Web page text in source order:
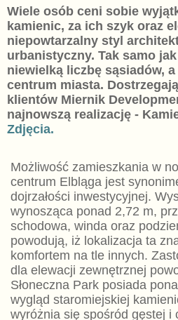
Wiele osób ceni sobie
kamienic, za ich szyk oraz
niepowtarzalny styl
urbanistyczny. Tak samo
niewielką liczbę sąsiadów,
centrum miasta.
klientów Miernik
najnowszą realizację -
Zdjęcia.
Możliwość zamieszkania w
centrum Elbląga jest
dojrzałości inwestycyjnej.
wynosząca ponad 2,72 m,
schodowa, winda oraz
powodują, iż lokalizacja ta
komfortem na tle innych.
dla elewacji zewnętrznej
Słoneczna Park posiada
wygląd staromiejskiej
wyróżnia się spośród gęstej i